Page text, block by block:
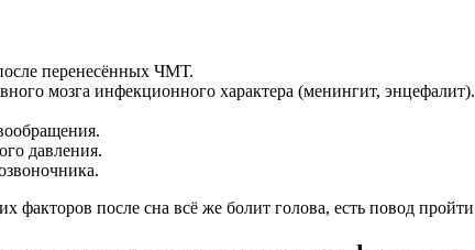
перенесённых ЧМТ.
мозга инфекционного характера (менингит, энцефалит).
давления.
факторов после сна всё же болит голова, есть повод